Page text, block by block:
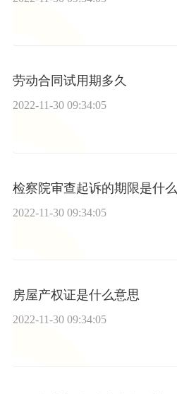
劳动合同试用期多久
2022-11-30 09:34:05
检察院审查起诉的期限是什么
2022-11-30 09:34:05
房屋产权证是什么意思
2022-11-30 09:34:05